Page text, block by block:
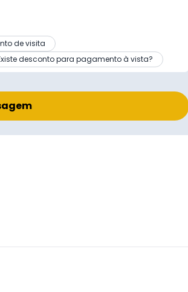
de visita
desconto para pagamento à vista?